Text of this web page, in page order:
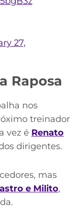
27,
Raposa
nos
treinador
vez é Renato
dirigentes.
mas
e Milito,